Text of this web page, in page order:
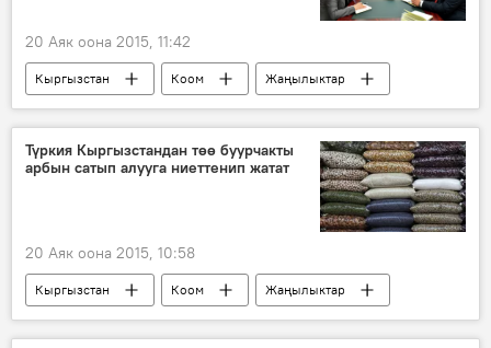
20 Аяк оона 2015, 11:42
Кыргызстан Коом
Жаңылыктар
Шайлоонун жүрүшү
Темир Сариев
Александр Аванесов
парламенттик шайлоо
Шайлоо-2015
Түркия Кыргызстандан төө буурчакты
арбын сатып алууга ниеттенип жатат
20 Аяк оона 2015, 10:58
Кыргызстан Коом
Жаңылыктар
Экономика
Түркия